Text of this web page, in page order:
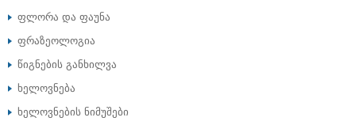
ფლორა და ფაუნა
ფრაზეოლოგია
წიგნების განხილვა
ხელოვნება
ხელოვნების ნიმუშები